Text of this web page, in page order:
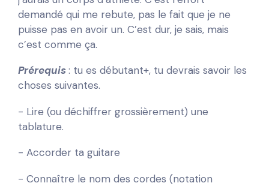
demandé qui me rebute, pas le fait que je ne
puisse pas en avoir un. C’est dur, je sais, mais
c’est comme ça.
Prérequis: tu es débutant+, tu devrais savoir les
choses suivantes.
- Lire (ou déchiffrer grossièrement) une
tablature.
- Accorder ta guitare
- Connaître le nom des cordes (notation